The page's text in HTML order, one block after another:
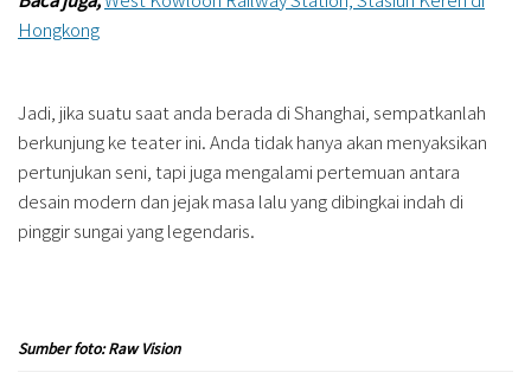
Hongkong
Jadi, jika suatu saat anda berada di Shanghai, sempatkanlah
berkunjung ke teater ini. Anda tidak hanya akan menyaksikan
pertunjukan seni, tapi juga mengalami pertemuan antara
desain modern dan jejak masa lalu yang dibingkai indah di
pinggir sungai yang legendaris.
Sumber foto: Raw Vision